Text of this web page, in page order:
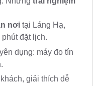
nơi tại Láng Hạ,
đặt lịch.
dụng: máy đo tín
giải thích dễ